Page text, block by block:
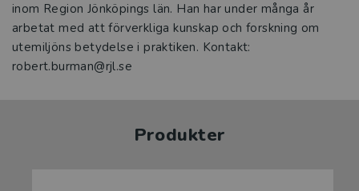
inom Region Jönköpings län. Han har under många år
arbetat med att förverkliga kunskap och forskning om
utemiljöns betydelse i praktiken. Kontakt:
robert.burman@rjl.se
Produkter